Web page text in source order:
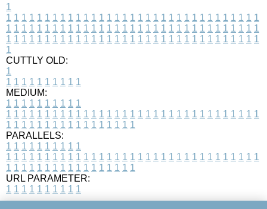
1
1 1 1 1 1 1 1 1 1 1 1 1 1 1 1 1 1 1 1 1 1 1 1 1 1 1 1 1 1 1 1 1 1
1 1 1 1 1 1 1 1 1 1 1 1 1 1 1 1 1 1 1 1 1 1 1 1 1 1 1 1 1 1 1 1 1
1 1 1 1 1 1 1 1 1 1 1 1 1 1 1 1 1 1 1 1 1 1 1 1 1 1 1 1 1 1 1 1 1
1
CUTTLY OLD:
1
1 1 1 1 1 1 1 1 1 1
MEDIUM:
1 1 1 1 1 1 1 1 1 1
1 1 1 1 1 1 1 1 1 1 1 1 1 1 1 1 1 1 1 1 1 1 1 1 1 1 1 1 1 1 1 1 1
1 1 1 1 1 1 1 1 1 1 1 1 1 1 1 1 1
PARALLELS:
1 1 1 1 1 1 1 1 1 1
1 1 1 1 1 1 1 1 1 1 1 1 1 1 1 1 1 1 1 1 1 1 1 1 1 1 1 1 1 1 1 1 1
1 1 1 1 1 1 1 1 1 1 1 1 1 1 1 1 1
URL PARAMETER:
1 1 1 1 1 1 1 1 1 1